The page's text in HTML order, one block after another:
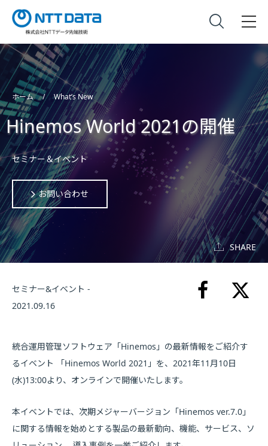
ホーム What’s New
Hinemos World 2021の開催
セミナー＆イベント
お問い合わせ
SHARE
セミナー&イベント -
2021.09.16
統合運用管理ソフトウェア「Hinemos」の最新情報をご紹介す
るイベント 「Hinemos World 2021」を、2021年11月10日
(水)13:00より、オンラインで開催いたします。
本イベントでは、次期メジャーバージョン「Hinemos ver.7.0」
に関する情報を始めとする製品の最新動向、機能、サービス、ソ